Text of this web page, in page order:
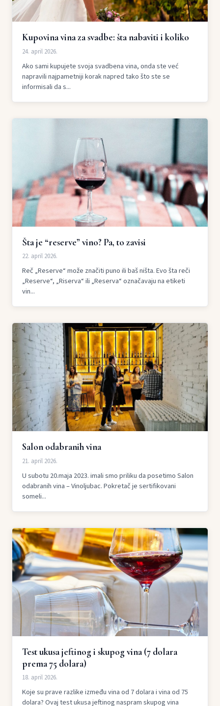
Kupovina vina za svadbe: šta nabaviti i koliko
24. april 2026.
Ako sami kupujete svoja svadbena vina, onda ste već
napravili najpametniji korak napred tako što ste se
informisali da s...
Šta je “reserve” vino? Pa, to zavisi
22. april 2026.
Reč „Reserve“ može značiti puno ili baš ništa. Evo šta reči
„Reserve“, „Riserva“ ili „Reserva“ označavaju na etiketi
vin...
Salon odabranih vina
21. april 2026.
U subotu 20.maja 2023. imali smo priliku da posetimo Salon
odabranih vina – Vinoljubac. Pokretač je sertifikovani
someli...
Test ukusa jeftinog i skupog vina (7 dolara
prema 75 dolara)
18. april 2026.
Koje su prave razlike između vina od 7 dolara i vina od 75
dolara? Ovaj test ukusa jeftinog naspram skupog vina